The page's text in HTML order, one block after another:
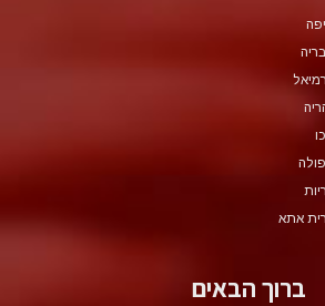
אתא
ברוך הבאים